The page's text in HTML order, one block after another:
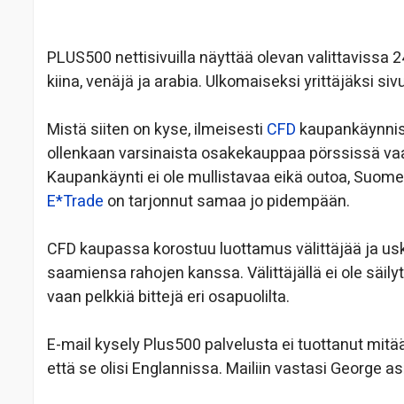
PLUS500 nettisivuilla näyttää olevan valittavissa
kiina, venäjä ja arabia. Ulkomaiseksi yrittäjäksi
Mistä siiten on kyse, ilmeisesti CFD
ollenkaan varsinaista osakekauppaa pörssissä
Kaupankäynti ei ole mullistavaa eikä outoa,
E*Trade on tarjonnut samaa jo pidempään.
CFD kaupassa korostuu luottamus välittäjää ja
saamiensa rahojen kanssa. Välittäjällä ei ole
vaan pelkkiä bittejä eri osapuolilta.
E-mail kysely Plus500 palvelusta ei tuottanut
että se olisi Englannissa. Mailiin vastasi George